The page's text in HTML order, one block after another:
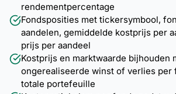
rendementpercentage
Fondsposities met tickersymbool,
aandelen, gemiddelde kostprijs per
prijs per aandeel
Kostprijs en marktwaarde bijhouden
ongerealiseerde winst of verlies per
totale portefeuille